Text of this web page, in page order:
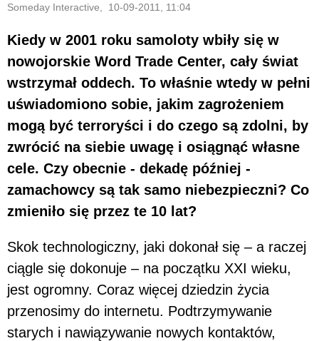
Someday Interactive, 10-09-2011, 11:04
Kiedy w 2001 roku samoloty wbiły się w
nowojorskie Word Trade Center, cały świat
wstrzymał oddech. To właśnie wtedy w pełni
uświadomiono sobie, jakim zagrożeniem
mogą być terroryści i do czego są zdolni, by
zwrócić na siebie uwagę i osiągnąć własne
cele. Czy obecnie - dekadę później -
zamachowcy są tak samo niebezpieczni? Co
zmieniło się przez te 10 lat?
Skok technologiczny, jaki dokonał się – a raczej
ciągle się dokonuje – na początku XXI wieku,
jest ogromny. Coraz więcej dziedzin życia
przenosimy do internetu. Podtrzymywanie
starych i nawiązywanie nowych kontaktów,